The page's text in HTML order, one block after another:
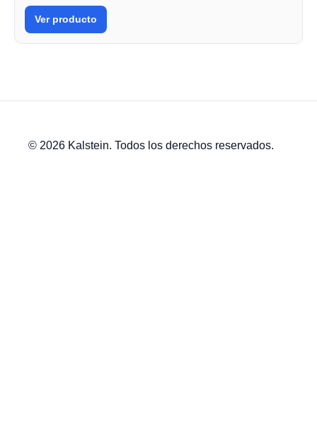
Ver producto
© 2026 Kalstein. Todos los derechos reservados.